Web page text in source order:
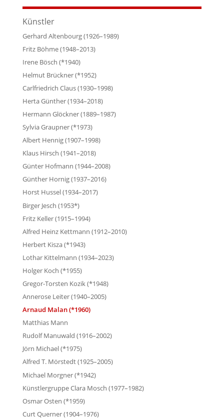
Künstler
Gerhard Altenbourg (1926–1989)
Fritz Böhme (1948–2013)
Irene Bösch (*1940)
Helmut Brückner (*1952)
Carlfriedrich Claus (1930–1998)
Herta Günther (1934–2018)
Hermann Glöckner (1889–1987)
Sylvia Graupner (*1973)
Albert Hennig (1907–1998)
Klaus Hirsch (1941–2018)
Günter Hofmann (1944–2008)
Günther Hornig (1937–2016)
Horst Hussel (1934–2017)
Birger Jesch (1953*)
Fritz Keller (1915–1994)
Alfred Heinz Kettmann (1912–2010)
Herbert Kisza (*1943)
Lothar Kittelmann (1934–2023)
Holger Koch (*1955)
Gregor-Torsten Kozik (*1948)
Annerose Leiter (1940–2005)
Arnaud Malan (*1960)
Matthias Mann
Rudolf Manuwald (1916–2002)
Jörn Michael (*1975)
Alfred T. Mörstedt (1925–2005)
Michael Morgner (*1942)
Künstlergruppe Clara Mosch (1977–1982)
Osmar Osten (*1959)
Curt Querner (1904–1976)